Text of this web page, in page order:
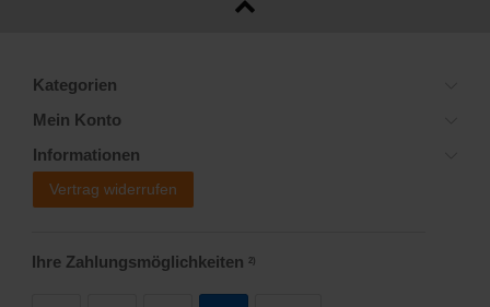
Kategorien
Mein Konto
Informationen
Vertrag widerrufen
Ihre Zahlungsmöglichkeiten 2)